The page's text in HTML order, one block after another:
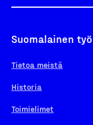
Suomalainen työ
Tietoa meistä
Historia
Toimielimet